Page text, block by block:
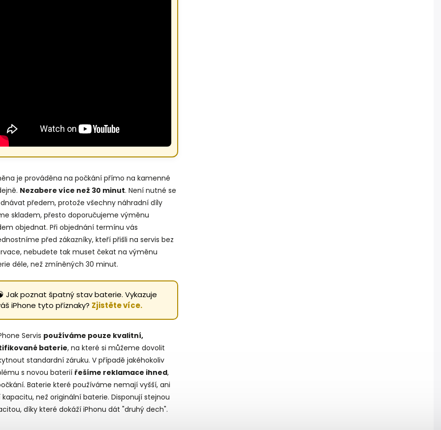
je prováděna na počkání přímo na kamenné
Nezabere více než 30 minut. Není nutné se
předem, protože všechny náhradní díly
skladem, přesto doporučujeme výměnu
objednat. Při objednání termínu vás
před zákazníky, kteří přišli na servis bez
nebudete tak muset čekat na výměnu
déle, než zmíněných 30 minut.
Jak poznat špatný stav baterie. Vykazuje
iPhone tyto příznaky? Zjistěte více.
Servis používáme pouze kvalitní,
baterie, na které si můžeme dovolit
standardní záruku. V případě jakéhokoliv
s novou baterií řešíme reklamace ihned,
Baterie které používáme nemají vyšší, ani
kapacitu, než originální baterie. Disponují stejnou
díky které dokáží iPhonu dát "druhý dech".